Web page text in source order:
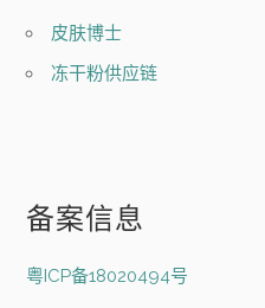
皮肤博士
冻干粉供应链
备案信息
粤ICP备18020494号